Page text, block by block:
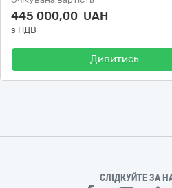
445 000,00 UAH
з ПДВ
Дивитись
СЛІДКУЙТЕ ЗА